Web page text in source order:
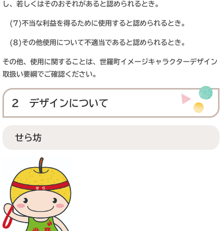
し、若しくはそのおそれがあると認められるとき。
(7)不当な利益を得るために使用すると認められるとき。
(8)その他使用について不適当であると認められるとき。
その他、使用に関することは、世羅町イメージキャラクターデザイン
取扱い要綱でご確認ください。
2 デザインについて
せら坊